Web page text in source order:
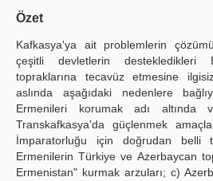
Özet
Kafkasya'ya ait problemlerin
çeşitli devletlerin destekledikleri
topraklarına tecavüz etmesine
aslında aşağıdaki nedenlere
Ermenileri korumak adı altında
Transkafkasya'da güçlenmek
İmparatorluğu için doğrudan belli
Ermenilerin Türkiye ve Azerbaycan
Ermenistan" kurmak arzuları; c)